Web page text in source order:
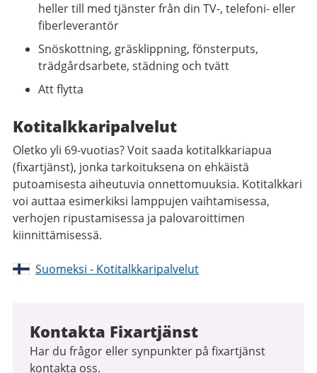
heller till med tjänster från din TV-, telefoni- eller
fiberleverantör
Snöskottning, gräsklippning, fönsterputs,
trädgårdsarbete, städning och tvätt
Att flytta
Kotitalkkaripalvelut
Oletko yli 69-vuotias? Voit saada kotitalkkariapua
(fixartjänst), jonka tarkoituksena on ehkäistä
putoamisesta aiheutuvia onnettomuuksia. Kotitalkkari
voi auttaa esimerkiksi lamppujen vaihtamisessa,
verhojen ripustamisessa ja palovaroittimen
kiinnittämisessä.
Suomeksi - Kotitalkkaripalvelut
Kontakta Fixartjänst
Har du frågor eller synpunkter på fixartjänst
kontakta oss.